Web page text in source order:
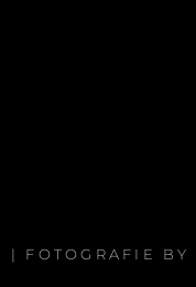
| FOTOGRAFIE BY